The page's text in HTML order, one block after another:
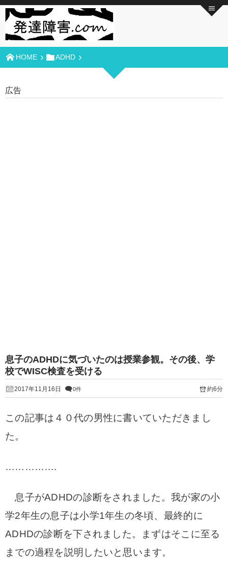
HOME ADHD
広告
息子のADHDに気づいたのは授業参観。その後、学
校でWISC検査を受ける
2017年11月16日 0件 約6分
この記事は４０代の男性に書いていただきまし
た。
…………….
息子がADHDの診断をされました。我が家の小
学2年生の息子は小学1年生の冬頃、最終的に
ADHDの診断を下されました。
まずはそこに至る
までの過程を説明したいと思います。